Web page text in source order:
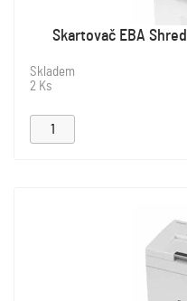
Skartovač EBA
Skladem
2 Ks